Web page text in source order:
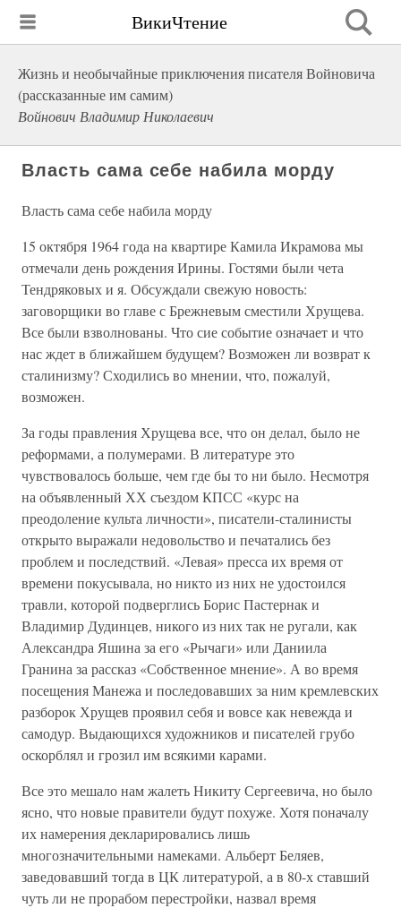
ВикиЧтение
Жизнь и необычайные приключения писателя Войновича
(рассказанные им самим)
Войнович Владимир Николаевич
Власть сама себе набила морду
Власть сама себе набила морду
15 октября 1964 года на квартире Камила Икрамова мы
отмечали день рождения Ирины. Гостями были чета
Тендряковых и я. Обсуждали свежую новость:
заговорщики во главе с Брежневым сместили Хрущева.
Все были взволнованы. Что сие событие означает и что
нас ждет в ближайшем будущем? Возможен ли возврат к
сталинизму? Сходились во мнении, что, пожалуй,
возможен.
За годы правления Хрущева все, что он делал, было не
реформами, а полумерами. В литературе это
чувствовалось больше, чем где бы то ни было. Несмотря
на объявленный ХХ съездом КПСС «курс на
преодоление культа личности», писатели-сталинисты
открыто выражали недовольство и печатались без
проблем и последствий. «Левая» пресса их время от
времени покусывала, но никто из них не удостоился
травли, которой подверглись Борис Пастернак и
Владимир Дудинцев, никого из них так не ругали, как
Александра Яшина за его «Рычаги» или Даниила
Гранина за рассказ «Собственное мнение». А во время
посещения Манежа и последовавших за ним кремлевских
разборок Хрущев проявил себя и вовсе как невежда и
самодур. Выдающихся художников и писателей грубо
оскорблял и грозил им всякими карами.
Все это мешало нам жалеть Никиту Сергеевича, но было
ясно, что новые правители будут похуже. Хотя поначалу
их намерения декларировались лишь
многозначительными намеками. Альберт Беляев,
заведовавший тогда в ЦК литературой, а в 80-х ставший
чуть ли не прорабом перестройки, назвал время